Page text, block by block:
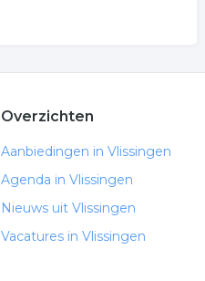
Overzichten
Aanbiedingen in Vlissingen
Agenda in Vlissingen
Nieuws uit Vlissingen
Vacatures in Vlissingen